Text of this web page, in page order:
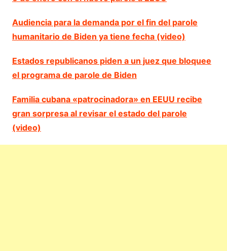
Audiencia para la demanda por el fin del parole
humanitario de Biden ya tiene fecha (video)
Estados republicanos piden a un juez que bloquee
el programa de parole de Biden
Familia cubana «patrocinadora» en EEUU recibe
gran sorpresa al revisar el estado del parole
(video)